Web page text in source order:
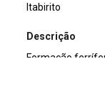
Itabirito
Descrição
Formação